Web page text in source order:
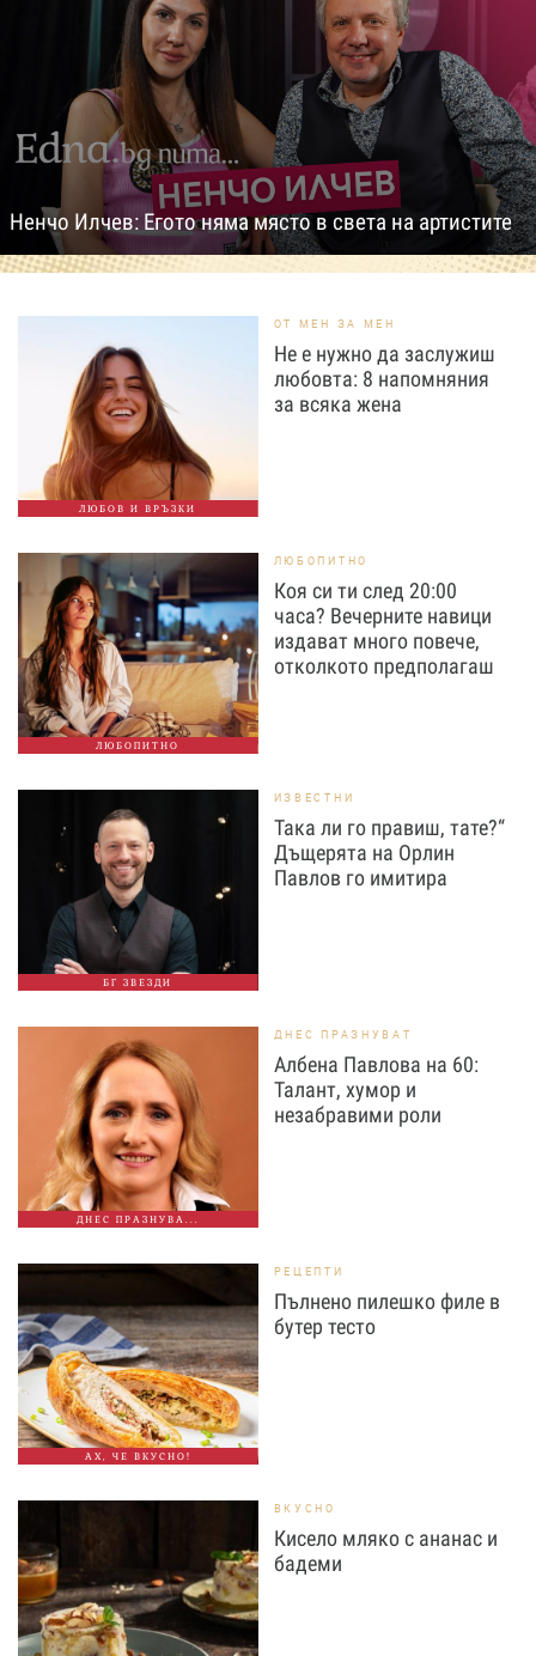
Ненчо Илчев: Егото няма място в света на артистите
ЛЮБОВ И ВРЪЗКИ
ОТ МЕН ЗА МЕН
Не е нужно да заслужиш
любовта: 8 напомняния
за всяка жена
ЛЮБОПИТНО
ЛЮБОПИТНО
Коя си ти след 20:00
часа? Вечерните навици
издават много повече,
отколкото предполагаш
БГ ЗВЕЗДИ
ИЗВЕСТНИ
Така ли го правиш, тате?“
Дъщерята на Орлин
Павлов го имитира
ДНЕС ПРАЗНУВА...
ДНЕС ПРАЗНУВАТ
Албена Павлова на 60:
Талант, хумор и
незабравими роли
АХ, ЧЕ ВКУСНО!
РЕЦЕПТИ
Пълнено пилешко филе в
бутер тесто
ВКУСНО
Кисело мляко с ананас и
бадеми